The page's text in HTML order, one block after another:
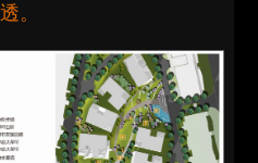
。